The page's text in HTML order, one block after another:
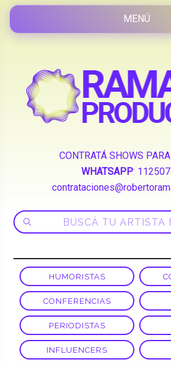
CONTRATÁ SHOWS
WHATSAPP:
HUMORISTAS
CONFERENCIAS
PERIODISTAS
INFLUENCERS